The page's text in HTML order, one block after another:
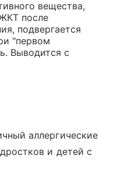
вещества,
после
подвергается
"первом
Выводится с
аллергические
и детей с